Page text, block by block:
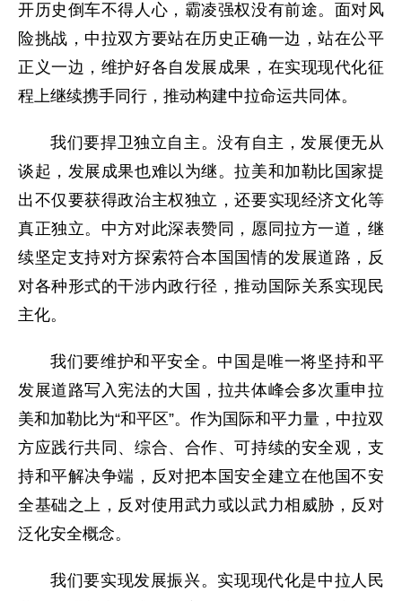
开历史倒车不得人心，霸凌强权没有前途。面对风
险挑战，中拉双方要站在历史正确一边，站在公平
正义一边，维护好各自发展成果，在实现现代化征
程上继续携手同行，推动构建中拉命运共同体。
我们要捍卫独立自主。没有自主，发展便无从
谈起，发展成果也难以为继。拉美和加勒比国家提
出不仅要获得政治主权独立，还要实现经济文化等
真正独立。中方对此深表赞同，愿同拉方一道，继
续坚定支持对方探索符合本国国情的发展道路，反
对各种形式的干涉内政行径，推动国际关系实现民
主化。
我们要维护和平安全。中国是唯一将坚持和平
发展道路写入宪法的大国，拉共体峰会多次重申拉
美和加勒比为“和平区”。作为国际和平力量，中拉双
方应践行共同、综合、合作、可持续的安全观，支
持和平解决争端，反对把本国安全建立在他国不安
全基础之上，反对使用武力或以武力相威胁，反对
泛化安全概念。
我们要实现发展振兴。实现现代化是中拉人民